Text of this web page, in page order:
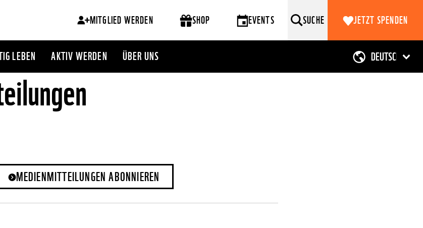
MITGLIED WERDEN SHOP EVENTS SUCHE JETZT SPENDEN
LEBEN AKTIV WERDEN ÜBER UNS
MEDIENMITTEILUNGEN ABONNIEREN